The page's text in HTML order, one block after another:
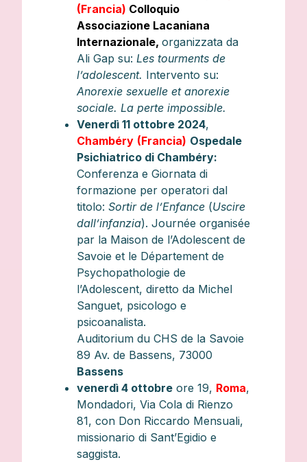
(Francia) Colloquio
Associazione Lacaniana
Internazionale,organizzata da
Ali Gap su:Les tourments de
l’adolescent. Intervento su:
Anorexie sexuelle et anorexie
sociale. La perte impossible.
Venerdì 11 ottobre 2024,
Chambéry (Francia) Ospedale
Psichiatrico di Chambéry:
Conferenza e Giornata di
formazione per operatori dal
titolo:Sortir de l’Enfance (Uscire
dall’infanzia). Journée organisée
par la Maison de l’Adolescent de
Savoie et le Département de
Psychopathologie de
l’Adolescent, diretto da Michel
Sanguet, psicologo e
psicoanalista.
Auditorium du CHS de la Savoie
89 Av. de Bassens, 73000
Bassens
venerdì 4 ottobre ore 19, Roma,
Mondadori, Via Cola di Rienzo
81, con Don Riccardo Mensuali,
missionario di Sant’Egidio e
saggista.